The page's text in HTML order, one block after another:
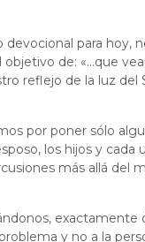
para hoy,
de: «…que
reflejo de la luz del
por poner sólo
los hijos y cada
más allá del
y no a la